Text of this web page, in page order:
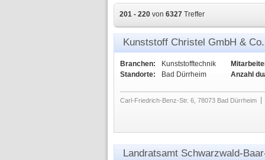
201 - 220 von 6327 Treffer
Kunststoff Christel GmbH & Co.
Branchen:
Kunststofftechnik
Standorte:
Bad Dürrheim
Anzahl
Carl-Friedrich-Benz-Str. 6, 78073 Bad Dürrheim
Landratsamt Schwarzwald-